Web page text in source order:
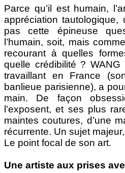
Parce qu’il est humain,
appréciation tautologique,
pas cette épineuse
l’humain, soit, mais
recourant à quelles
quelle crédibilité ?
travaillant en France
banlieue parisienne), a
main. De façon
l’exposent, et ses plus
maintes coutures, d’une
récurrente. Un sujet
Le point focal de son art.
Une artiste aux prises